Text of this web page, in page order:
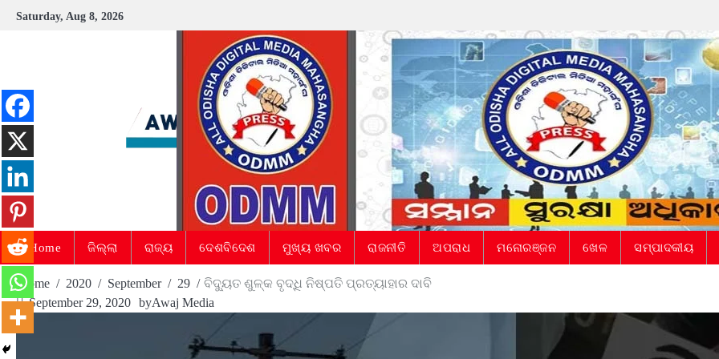
Saturday, Aug 8, 2026
Home ଜିଲ୍ଲା ରାଜ୍ୟ ଦେଶବିଦେଶ ମୁଖ୍ୟ ଖବର ରାଜନୀତି ଅପରାଧ ମନୋରଞ୍ଜନ ଖେଳ ସମ୍ପାଦକୀୟ
Home 2020 September 29
ବିଦ୍ୟୁତ ଶୁଳ୍କ ବୃଦ୍ଧି ନିଷ୍ପତି ପ୍ରତ୍ୟାହାର ଦାବି
September 29, 2020 byAwaj Media